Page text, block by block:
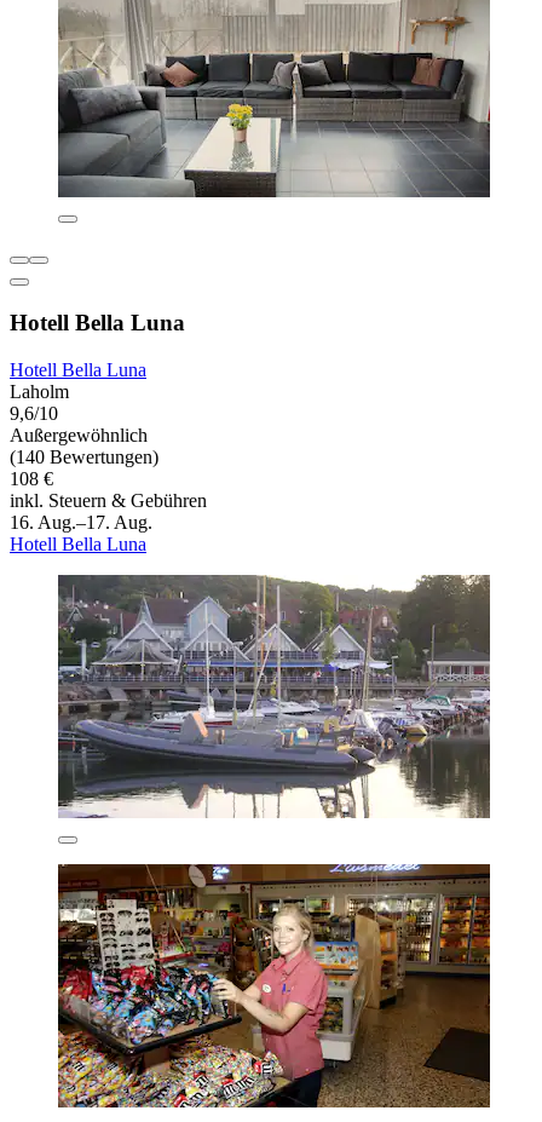
Hotell Bella Luna
Hotell Bella Luna
Laholm
9,6/10
Außergewöhnlich
(140 Bewertungen)
108 €
inkl. Steuern & Gebühren
16. Aug.–17. Aug.
Hotell Bella Luna